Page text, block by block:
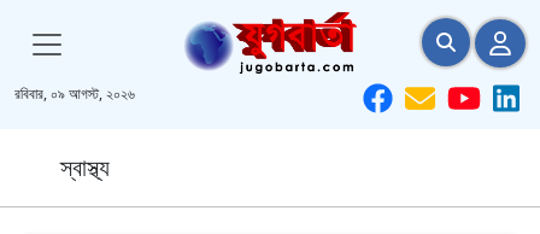
রবিবার, ০৯ আগস্ট, ২০২৬
স্বাস্থ্য